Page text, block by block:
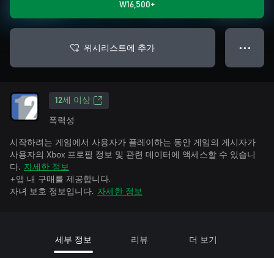
₩16,500+
위시리스트에 추가 ● ● ●
12세 이상
폭력성
시작하려는 게임에서 사용자가 플레이하는 동안 게임의 게시자가
사용자의 Xbox 프로필 정보 및 관련 데이터에 액세스할 수 있습니
다. 자세한 정보
+앱 내 구매를 제공합니다.
자녀 보호 정보입니다. 자세한 정보
세부 정보 리뷰 더 보기